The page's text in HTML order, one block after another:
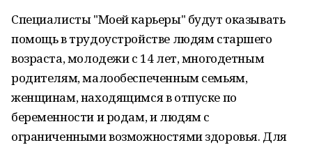
Специалисты "Моей карьеры" будут оказывать
помощь в трудоустройстве людям старшего
возраста, молодежи с 14 лет, многодетным
родителям, малообеспеченным семьям,
женщинам, находящимся в отпуске по
беременности и родам, и людям с
ограниченными возможностями здоровья. Для